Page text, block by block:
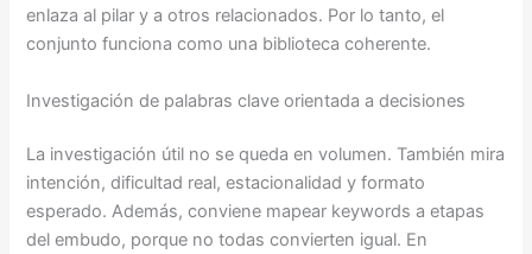
enlaza al pilar y a otros relacionados. Por lo tanto, el
conjunto funciona como una biblioteca coherente.
Investigación de palabras clave orientada a decisiones
La investigación útil no se queda en volumen. También mira
intención, dificultad real, estacionalidad y formato
esperado. Además, conviene mapear keywords a etapas
del embudo, porque no todas convierten igual. En